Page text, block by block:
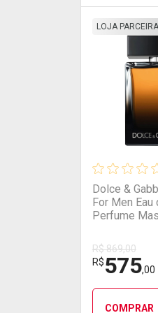
Ativar
Comprar
Por
Comprar
Dolce &
For Men
Perfume
LOJA PARCEIRA
R$ 869,00
R$575,00
COMPRAR